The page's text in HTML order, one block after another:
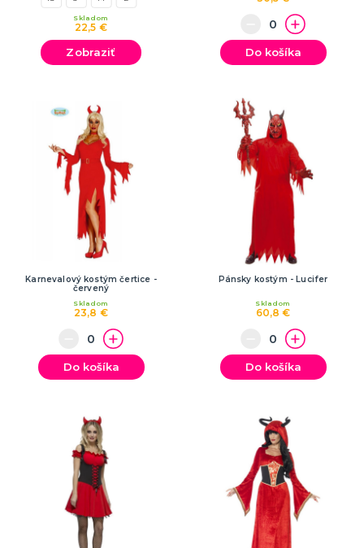
22,5 €
Skladom
Zobraziť Do košíka
Karnevalový kostým čertice -
červený
23,8 €
Skladom
Do košíka
Pánsky kostým - Lucifer
60,8 €
Skladom
Do košíka